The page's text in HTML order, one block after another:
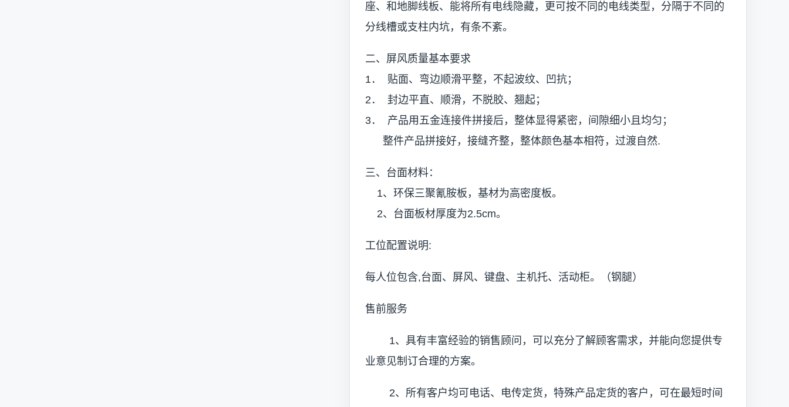
座、和地脚线板、能将所有电线隐藏，更可按不同的电线类型，分隔于不同的
分线槽或支柱内坑，有条不紊。
二、屏风质量基本要求
1． 贴面、弯边顺滑平整，不起波纹、凹抗；
2． 封边平直、顺滑，不脱胶、翘起；
3． 产品用五金连接件拼接后，整体显得紧密，间隙细小且均匀；
整件产品拼接好，接缝齐整，整体颜色基本相符，过渡自然.
三、台面材料：
1、环保三聚氰胺板，基材为高密度板。
2、台面板材厚度为2.5cm。
工位配置说明:
每人位包含,台面、屏风、键盘、主机托、活动柜。（钢腿）
售前服务
1、具有丰富经验的销售顾问，可以充分了解顾客需求，并能向您提供专
业意见制订合理的方案。
2、所有客户均可电话、电传定货，特殊产品定货的客户，可在最短时间